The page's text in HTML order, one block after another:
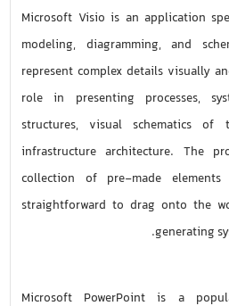
Microsoft Visio is an application
modeling, diagramming, and
represent complex details visually
role in presenting processes,
structures, visual schematics of
infrastructure architecture. The
collection of pre-made
straightforward to drag onto the
generating
Microsoft PowerPoint is a